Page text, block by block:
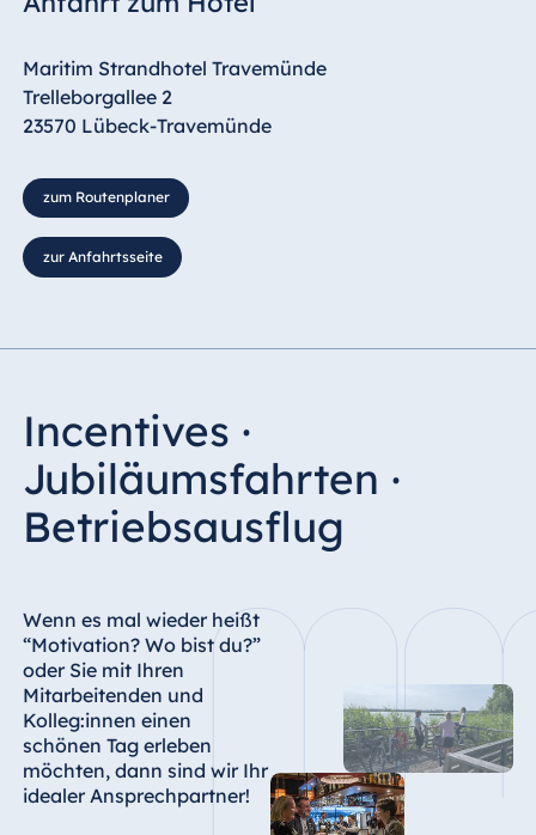
Maritim Strandhotel Travemünde
Trelleborgallee 2
23570 Lübeck-Travemünde
zum Routenplaner
zur Anfahrtsseite
Incentives ·
Jubiläumsfahrten ·
Betriebsausflug
Wenn es mal wieder heißt
“Motivation? Wo bist du?”
oder Sie mit Ihren
Mitarbeitenden und
Kolleg:innen einen
schönen Tag erleben
möchten, dann sind wir Ihr
idealer Ansprechpartner!